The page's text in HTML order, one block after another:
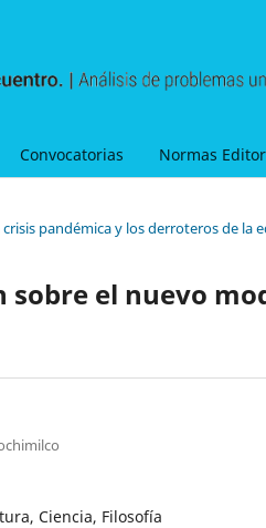
Convocatorias Normas
pandémica y los derroteros de la
sobre el nuevo
Ciencia, Filosofía